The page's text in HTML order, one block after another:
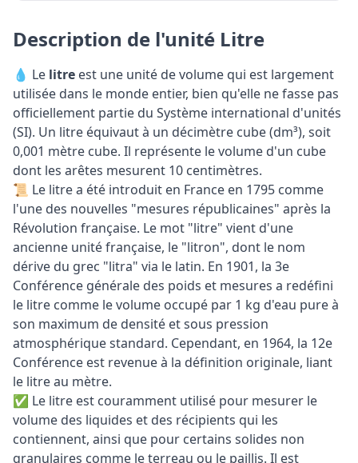
Description de l'unité Litre
💧 Le litre est une unité de volume qui est largement
utilisée dans le monde entier, bien qu'elle ne fasse pas
officiellement partie du Système international d'unités
(SI). Un litre équivaut à un décimètre cube (dm³), soit
0,001 mètre cube. Il représente le volume d'un cube
dont les arêtes mesurent 10 centimètres.
📜 Le litre a été introduit en France en 1795 comme
l'une des nouvelles "mesures républicaines" après la
Révolution française. Le mot "litre" vient d'une
ancienne unité française, le "litron", dont le nom
dérive du grec "litra" via le latin. En 1901, la 3e
Conférence générale des poids et mesures a redéfini
le litre comme le volume occupé par 1 kg d'eau pure à
son maximum de densité et sous pression
atmosphérique standard. Cependant, en 1964, la 12e
Conférence est revenue à la définition originale, liant
le litre au mètre.
✅ Le litre est couramment utilisé pour mesurer le
volume des liquides et des récipients qui les
contiennent, ainsi que pour certains solides non
granulaires comme le terreau ou le paillis. Il est